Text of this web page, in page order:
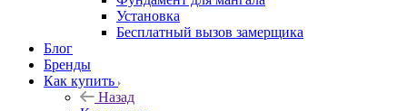
Установка
Бесплатный вызов замерщика
Блог
Бренды
Как купить
Назад